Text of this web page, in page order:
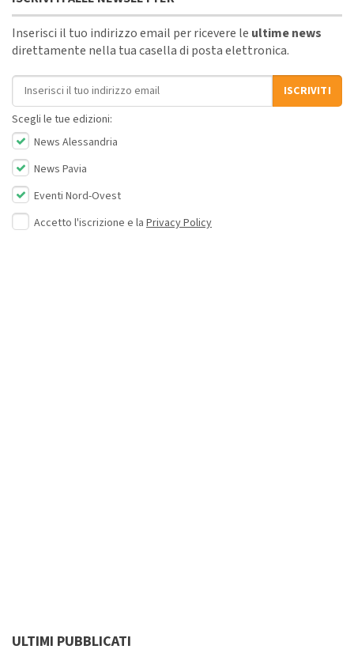
Inserisci il tuo indirizzo email per ricevere le ultime news
direttamente nella tua casella di posta elettronica.
Indirizzo email
ISCRIVITI
Scegli le tue edizioni:
News Alessandria
News Pavia
Eventi Nord-Ovest
Accetto l'iscrizione e la Privacy Policy
ULTIMI PUBBLICATI